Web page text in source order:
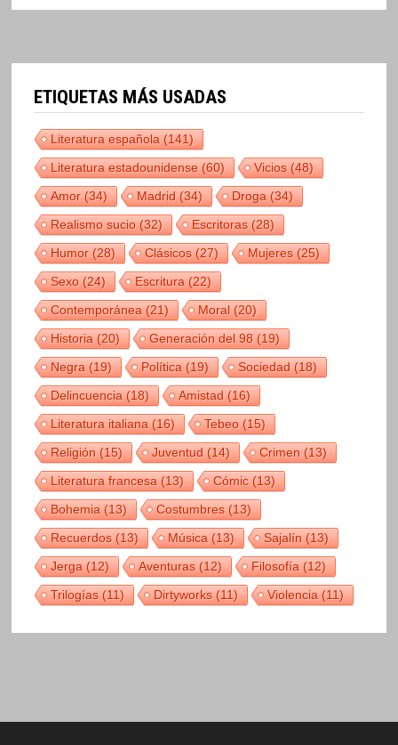
ETIQUETAS MÁS USADAS
Literatura española(141)
Literatura estadounidense(60) Vicios(48)
Amor(34) Madrid(34) Droga(34)
Realismo sucio(32) Escritoras(28)
Humor(28) Clásicos(27) Mujeres(25)
Sexo(24) Escritura(22)
Contemporánea(21) Moral(20)
Historia(20) Generación del 98(19)
Negra(19) Política(19) Sociedad(18)
Delincuencia(18) Amistad(16)
Literatura italiana(16) Tebeo(15)
Religión(15) Juventud(14) Crimen(13)
Literatura francesa(13) Cómic(13)
Bohemia(13) Costumbres(13)
Recuerdos(13) Música(13) Sajalín(13)
Jerga(12) Aventuras(12) Filosofía(12)
Trilogías(11) Dirtyworks(11) Violencia(11)